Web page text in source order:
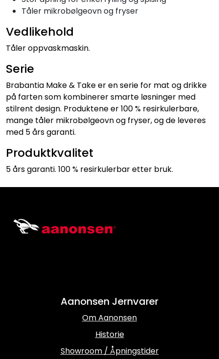
Tåler mikrobølgeovn og fryser
Vedlikehold
Tåler oppvaskmaskin.
Serie
Brabantia Make & Take er en serie for mat og drikke
på farten som kombinerer smarte løsninger med
stilrent design. Produktene er 100 % resirkulerbare,
mange tåler mikrobølgeovn og fryser, og de leveres
med 5 års garanti.
Produktkvalitet
5 års garanti. 100 % resirkulerbar etter bruk.
Aanonsen Jernvarer
Om Aanonsen
Historie
Showroom / Åpningstider